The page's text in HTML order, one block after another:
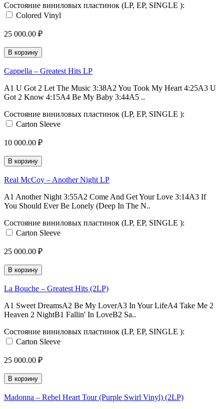
Состояние виниловых пластинок (LP, EP, SINGLE ):
Colored Vinyl
25 000.00 ₽
В корзину
Cappella – Greatest Hits LP
A1 U Got 2 Let The Music 3:38A2 You Took My Heart 4:25A3 U
Got 2 Know 4:15A4 Be My Baby 3:44A5 ..
Состояние виниловых пластинок (LP, EP, SINGLE ):
Carton Sleeve
10 000.00 ₽
В корзину
Real McCoy – Another Night LP
A1 Another Night 3:55A2 Come And Get Your Love 3:14A3 If
You Should Ever Be Lonely (Deep In The N..
Состояние виниловых пластинок (LP, EP, SINGLE ):
Carton Sleeve
25 000.00 ₽
В корзину
La Bouche – Greatest Hits (2LP)
A1 Sweet DreamsA2 Be My LoverA3 In Your LifeA4 Take Me 2
Heaven 2 NightB1 Fallin' In LoveB2 Sa..
Состояние виниловых пластинок (LP, EP, SINGLE ):
Carton Sleeve
25 000.00 ₽
В корзину
Madonna – Rebel Heart Tour (Purple Swirl Vinyl) (2LP)